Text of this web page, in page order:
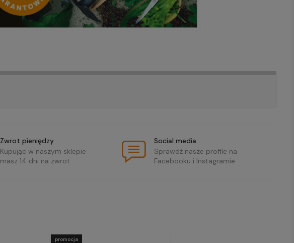
Zwrot pieniędzy
Kupując w naszym sklepie
masz 14 dni na zwrot
Social media
Sprawdź nasze profile na
Facebooku i Instagramie
promocja